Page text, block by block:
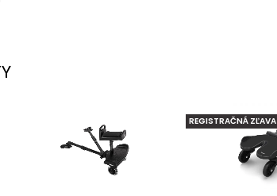
REGISTRAČNÁ ZĽAVA